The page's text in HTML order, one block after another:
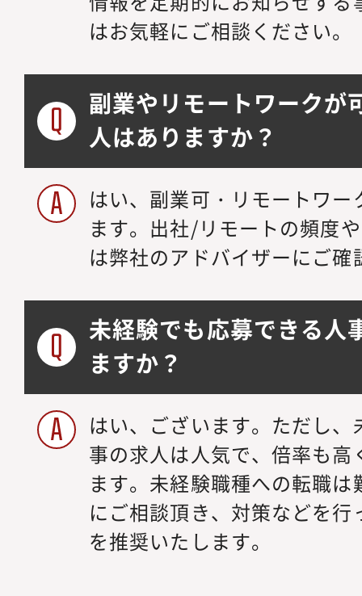
はお気軽にご相談ください。
副業やリモートワークが
人はありますか？
はい、副業可・リモートワ
ます。出社/リモートの頻度
は弊社のアドバイザーにご確
未経験でも応募できる人
ますか？
はい、ございます。ただし
事の求人は人気で、倍率も
ます。未経験職種への転職
にご相談頂き、対策などを
を推奨いたします。